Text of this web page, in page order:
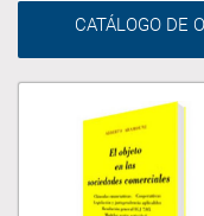
CATÁLOGO DE